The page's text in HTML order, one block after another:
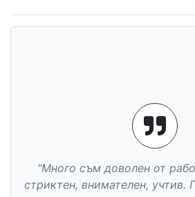
"Много съм доволен от
стриктен, внимателен, учтив.